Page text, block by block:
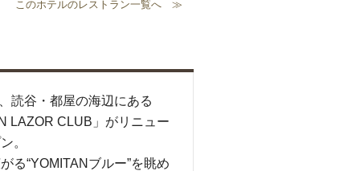
読谷・都屋の海辺にある
LAZOR CLUB」がリニュー
。
る“YOMITANブルー”を眺め